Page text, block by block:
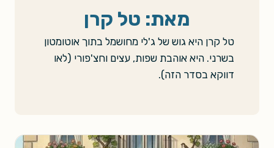
מאת: טל קרן
טל קרן היא גוש של ג'לי מחושמל בתוך אוטומטון
בשרני. היא אוהבת שפות, עצים וחצ'פורי (לאו
דווקא בסדר הזה).